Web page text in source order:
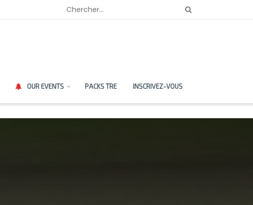
OUR EVENTS PACKS TRE INSCRIVEZ-VOUS